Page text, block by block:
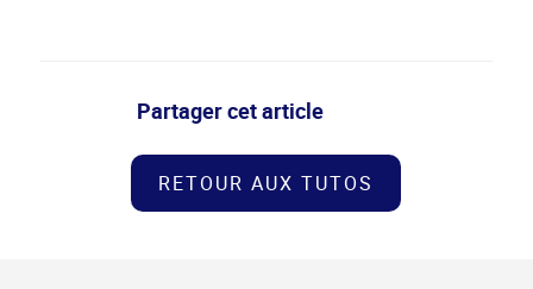
Partager cet article
Facebook
RETOUR AUX TUTOS